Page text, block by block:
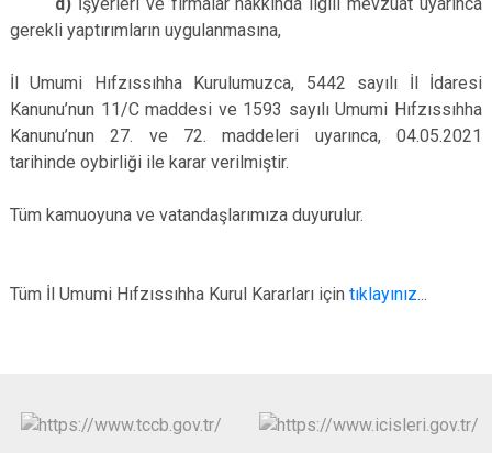
gerekli yaptırımların uygulanmasına,
İl Umumi Hıfzıssıhha Kurulumuzca, 5442 sayılı İl İdaresi
Kanunu’nun 11/C maddesi ve 1593 sayılı Umumi Hıfzıssıhha
Kanunu’nun 27. ve 72. maddeleri uyarınca, 04.05.2021
tarihinde oybirliği ile karar verilmiştir.
Tüm kamuoyuna ve vatandaşlarımıza duyurulur.
Tüm İl Umumi Hıfzıssıhha Kurul Kararları için tıklayınız...